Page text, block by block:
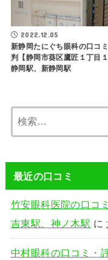
2022.12.05
新静岡たにぐち眼科の口コ
判【静岡市葵区鷹匠１丁目１
静岡駅、新静岡駅
最近の口コミ
竹安眼科医院の口コ
吉東駅、神ノ木駅 に
中村眼科の口コミ・